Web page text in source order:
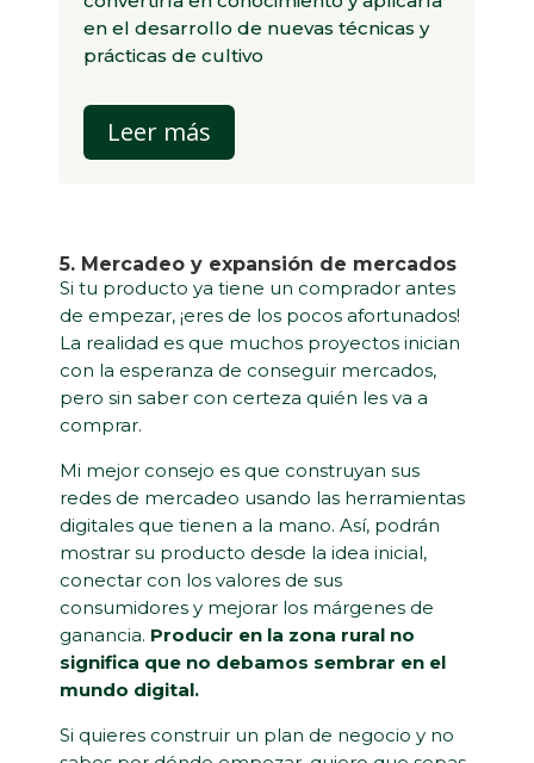
en el desarrollo de nuevas técnicas y
prácticas de cultivo
Leer más
5. Mercadeo y expansión de mercados
Si tu producto ya tiene un comprador antes
de empezar, ¡eres de los pocos afortunados!
La realidad es que muchos proyectos inician
con la esperanza de conseguir mercados,
pero sin saber con certeza quién les va a
comprar.
Mi mejor consejo es que construyan sus
redes de mercadeo usando las herramientas
digitales que tienen a la mano. Así, podrán
mostrar su producto desde la idea inicial,
conectar con los valores de sus
consumidores y mejorar los márgenes de
ganancia. Producir en la zona rural no
significa que no debamos sembrar en el
mundo digital.
Si quieres construir un plan de negocio y no